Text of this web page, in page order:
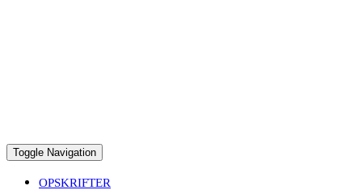
Toggle Navigation
OPSKRIFTER